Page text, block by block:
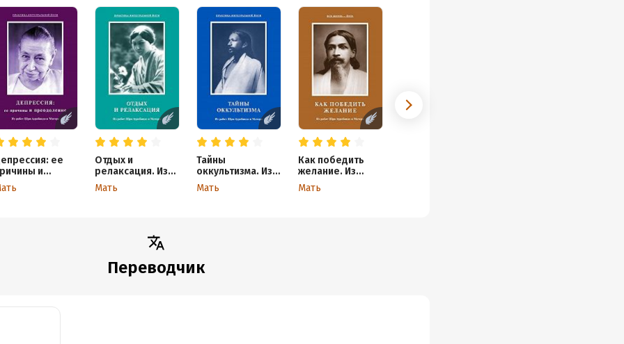
ее
и
Из
Шри
Отдых и
релаксация. Из
работ Шри
Ауробиндо и
Мать
Тайны
оккультизма. Из
работ Шри
Ауробиндо и
Мать
Как победить
желание. Из
работ Шри
Ауробиндо и
Мать
Переводчик